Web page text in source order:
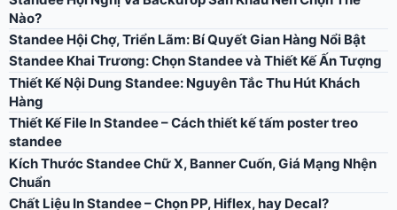
Nào?
Standee Hội Chợ, Triển Lãm: Bí Quyết Gian Hàng Nổi Bật
Standee Khai Trương: Chọn Standee và Thiết Kế Ấn Tượng
Thiết Kế Nội Dung Standee: Nguyên Tắc Thu Hút Khách
Hàng
Thiết Kế File In Standee – Cách thiết kế tấm poster treo
standee
Kích Thước Standee Chữ X, Banner Cuốn, Giá Mạng Nhện
Chuẩn
Chất Liệu In Standee – Chọn PP, Hiflex, hay Decal?